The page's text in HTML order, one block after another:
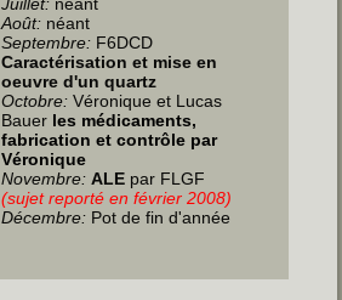
Août: néant
Septembre: F6DCD
Caractérisation et mise en
oeuvre d'un quartz
Octobre: Véronique et Lucas
Bauer les médicaments,
fabrication et contrôle par
Véronique
Novembre: ALE par FLGF
(sujet reporté en février 2008)
Décembre: Pot de fin d'année